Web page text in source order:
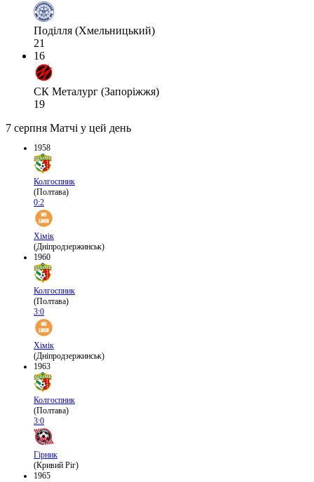
Поділля (Хмельницький)
21
16
СК Металург (Запоріжжя)
19
7 серпня Матчі у цей день
1958
Колгоспник
(Полтава)
0:2
Хімік
(Дніпродзержинськ)
1960
Колгоспник
(Полтава)
3:0
Хімік
(Дніпродзержинськ)
1963
Колгоспник
(Полтава)
3:0
Гірник
(Кривий Ріг)
1965